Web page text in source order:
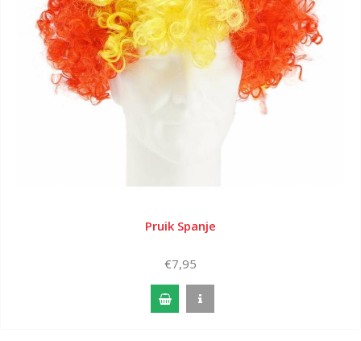
Pruik Spanje
€7,95